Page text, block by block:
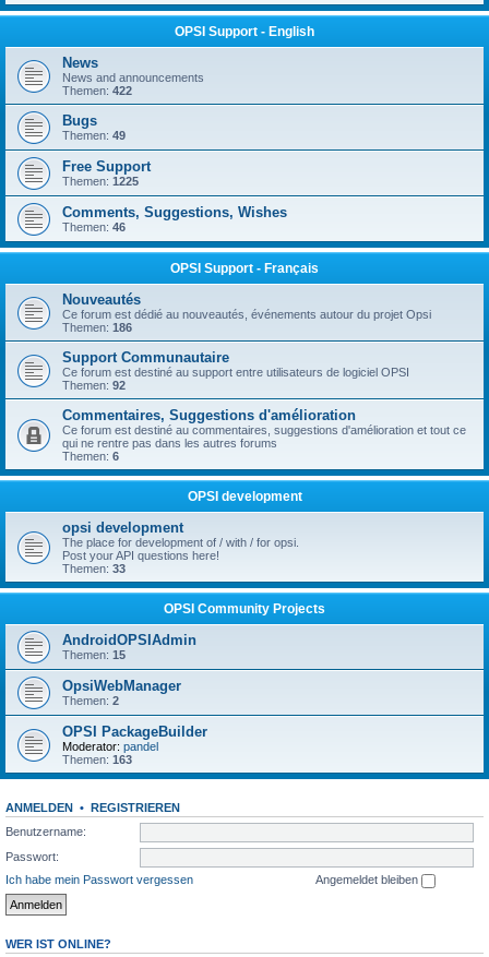
OPSI Support - English
News
News and announcements
Themen: 422
Bugs
Themen: 49
Free Support
Themen: 1225
Comments, Suggestions, Wishes
Themen: 46
OPSI Support - Français
Nouveautés
Ce forum est dédié au nouveautés, événements autour du projet Opsi
Themen: 186
Support Communautaire
Ce forum est destiné au support entre utilisateurs de logiciel OPSI
Themen: 92
Commentaires, Suggestions d'amélioration
Ce forum est destiné au commentaires, suggestions d'amélioration et tout ce
qui ne rentre pas dans les autres forums
Themen: 6
OPSI development
opsi development
The place for development of / with / for opsi.
Post your API questions here!
Themen: 33
OPSI Community Projects
AndroidOPSIAdmin
Themen: 15
OpsiWebManager
Themen: 2
OPSI PackageBuilder
Moderator: pandel
Themen: 163
ANMELDEN • REGISTRIEREN
Benutzername:
Passwort:
Ich habe mein Passwort vergessen
Angemeldet bleiben
WER IST ONLINE?